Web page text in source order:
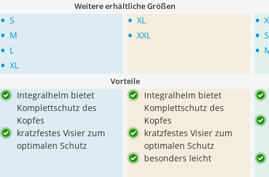
Weitere erhältliche Größen
• S
• M
• L
• XL
• XL
• XXL
•
• S
•
Vorteile
Integralhelm bietet
Komplettschutz des
Kopfes
kratzfestes Visier zum
optimalen Schutz
Integralhelm bietet
Komplettschutz des
Kopfes
kratzfestes Visier zum
optimalen Schutz
besonders leicht